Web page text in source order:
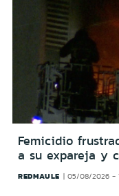
Femicidio
a su expareja y
REDMAULE 05/08/2026 -